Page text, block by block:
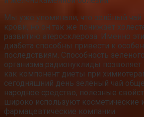
Мы уже упоминали, что зелёный чай
крови, но он так же понижает
развитию атеросклероза. Именно
диабета способны привести к
последствиям. Способность
организма радионуклиды позволяет
как компонент диеты при
сегодняшний день зелёный чай
народное средство, полезные
широко используют косметические
фармацевтические компании.